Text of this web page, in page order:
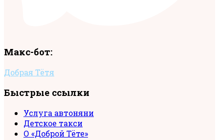
Макс-бот:
Добрая Тётя
Быстрые ссылки
Услуга автоняни
Детское такси
О «Доброй Тёте»